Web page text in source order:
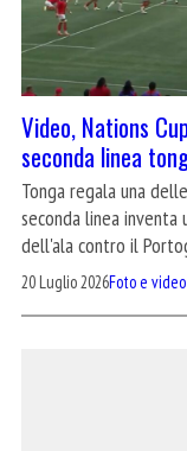
Video, Nations
seconda linea
Tonga regala una
seconda linea
dell'ala contro il
20 Luglio 2026Foto e video